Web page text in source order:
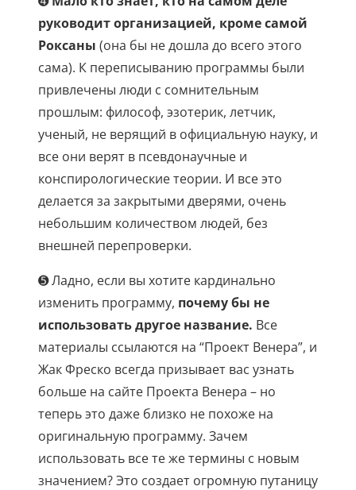
руководит организацией, кроме самой
Роксаны (она бы не дошла до всего этого
сама). К переписыванию программы были
привлечены люди с сомнительным
прошлым: философ, эзотерик, летчик,
ученый, не верящий в официальную науку, и
все они верят в псевдонаучные и
конспирологические теории. И все это
делается за закрытыми дверями, очень
небольшим количеством людей, без
внешней перепроверки.
➎ Ладно, если вы хотите кардинально
изменить программу, почему бы не
использовать другое название. Все
материалы ссылаются на “Проект Венера”, и
Жак Фреско всегда призывает вас узнать
больше на сайте Проекта Венера – но
теперь это даже близко не похоже на
оригинальную программу. Зачем
использовать все те же термины с новым
значением? Это создает огромную путаницу